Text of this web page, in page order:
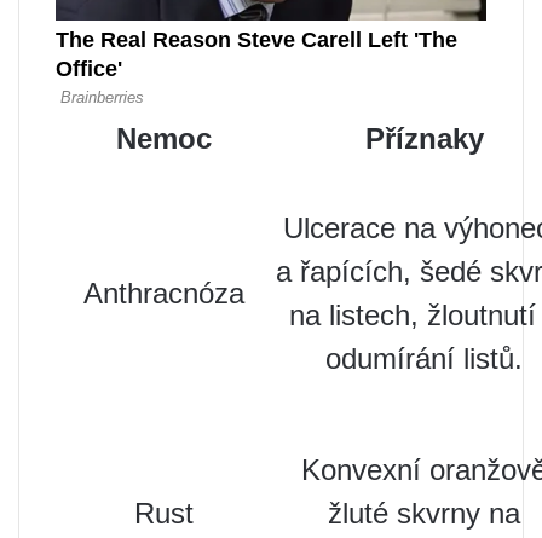
Nemoc Příznaky
Anthracnóza
Ulcerace na
a řapících, šedé
na listech, žloutnutí
odumírání listů.
Rust
Konvexní
žluté skvrny na